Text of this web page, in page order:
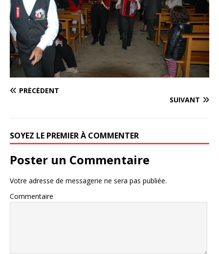
PRÉCÉDENT
SUIVANT
SOYEZ LE PREMIER À COMMENTER
Poster un Commentaire
Votre adresse de messagerie ne sera pas publiée.
Commentaire